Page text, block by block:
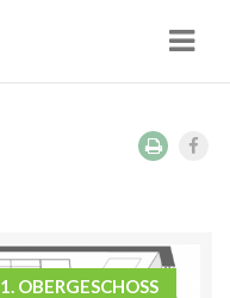
1. OBERGESCHOSS